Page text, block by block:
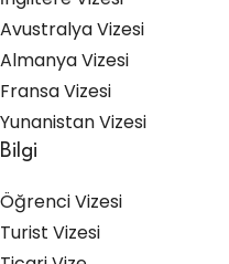
Avustralya Vizesi
Almanya Vizesi
Fransa Vizesi
Yunanistan Vizesi
Bilgi
Öğrenci Vizesi
Turist Vizesi